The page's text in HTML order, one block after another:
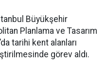
Büyükşehir
Planlama ve Tasarım
tarihi kent alanları
görev aldı.